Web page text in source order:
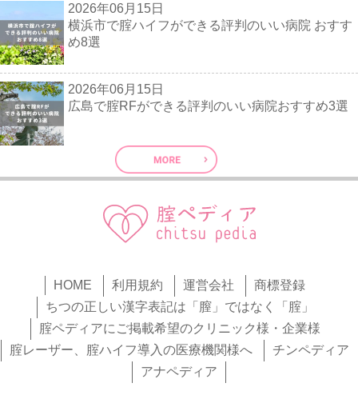
2026年06月15日
横浜市で腟ハイフができる評判のいい病院 おすす
め8選
2026年06月15日
広島で腟RFができる評判のいい病院おすすめ3選
HOME 利用規約 運営会社
商標登録
ちつの正しい漢字表記は「膣」ではなく「腟」
腟ペディアにご掲載希望のクリニック様・企業様
腟レーザー、腟ハイフ導入の医療機関様へ
チンペディア
アナペディア